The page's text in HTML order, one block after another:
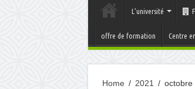
L’université
offre de formation Centre
Home / 2021 / octobre